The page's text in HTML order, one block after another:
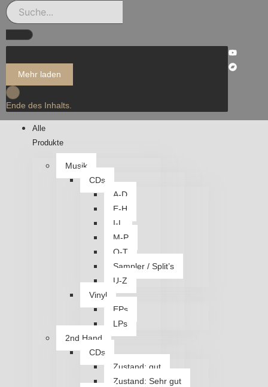
Mehr laden
Ende des Inhalts.
Alle
Produkte
Musik
CDs
A-D
E-H
I-L
M-P
Q-T
Sampler / Split’s
U-Z
Vinyl
EPs
LPs
2nd Hand
CDs
Zustand: gut
Zustand: Sehr gut